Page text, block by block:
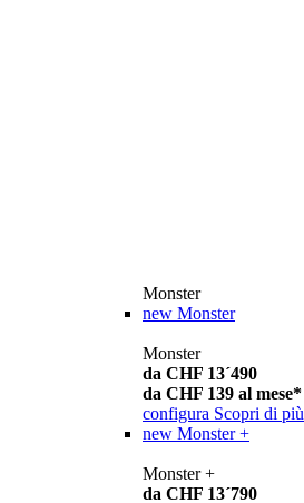
Monster
new Monster
Monster
da CHF 13´490
da CHF 139 al mese*
configura Scopri di più
new Monster +
Monster +
da CHF 13´790